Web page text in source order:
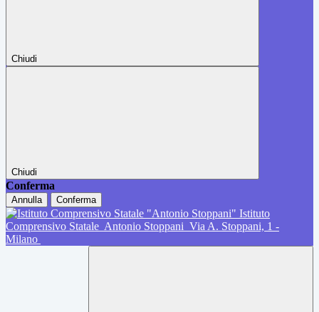
Chiudi
Chiudi
Conferma
Annulla Conferma
Istituto
Comprensivo Statale Antonio Stoppani Via A. Stoppani, 1 -
Milano